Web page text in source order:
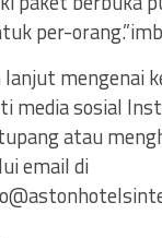
per-
mengenai
media sosial
atau
email di